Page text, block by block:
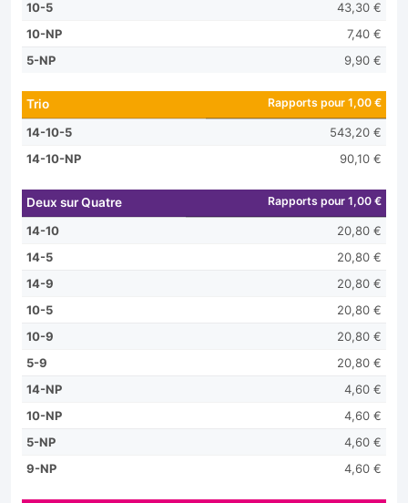
10-5
43,30 €
10-NP
7,40 €
5-NP
9,90 €
Trio Rapports pour 1,00 €
14-10-5
543,20 €
14-10-NP
90,10 €
Deux sur Quatre Rapports pour 1,00 €
14-10
20,80 €
14-5
20,80 €
14-9
20,80 €
10-5
20,80 €
10-9
20,80 €
5-9
20,80 €
14-NP
4,60 €
10-NP
4,60 €
5-NP
4,60 €
9-NP
4,60 €